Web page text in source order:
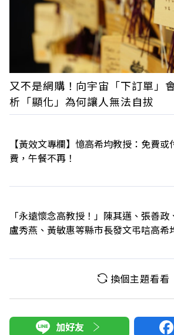
又不是網購！向宇宙「下訂單」
析「顯化」為何讓人無法自拔
【黃效文專欄】憶高希均教授：免費或
費，午餐不再！
「永遠懷念高教授！」陳其邁、張善政
盧秀燕、黃敏惠等縣市長發文弔唁高希
換個主題看看
加好友